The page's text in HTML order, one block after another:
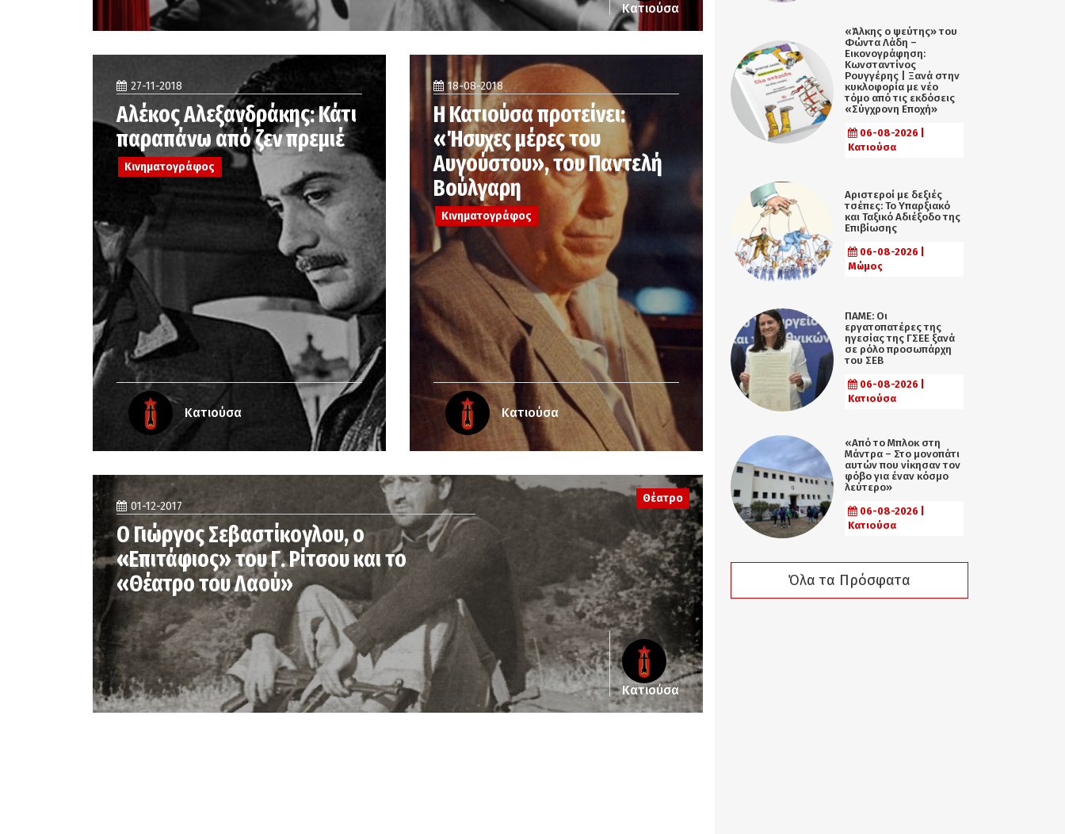
Κατιούσα
27-11-2018
Αλέκος Αλεξανδράκης: Κάτι
παραπάνω από ζεν πρεμιέ
Κινηματογράφος
Κατιούσα
18-08-2018
Η Κατιούσα προτείνει:
«Ήσυχες μέρες του
Αυγούστου», του Παντελή
Βούλγαρη
Κινηματογράφος
Κατιούσα
Θέατρο
01-12-2017
Ο Γιώργος Σεβαστίκογλου, ο
«Επιτάφιος» του Γ. Ρίτσου και το
«Θέατρο του Λαού»
Κατιούσα
«Άλκης ο ψεύτης» του
Φώντα Λάδη –
Εικονογράφηση:
Κωνσταντίνος
Ρουγγέρης | Ξανά στην
κυκλοφορία με νέο
τόμο από τις εκδόσεις
«Σύγχρονη Εποχή»
06-08-2026 |
Κατιούσα
Αριστεροί με δεξιές
τσέπες: Το Υπαρξιακό
και Ταξικό Αδιέξοδο της
Επιβίωσης
06-08-2026 |
Μώμος
ΠΑΜΕ: Οι
εργατοπατέρες της
ηγεσίας της ΓΣΕΕ ξανά
σε ρόλο προσωπάρχη
του ΣΕΒ
06-08-2026 |
Κατιούσα
«Από το Μπλοκ στη
Μάντρα – Στο μονοπάτι
αυτών που νίκησαν τον
φόβο για έναν κόσμο
λεύτερο»
06-08-2026 |
Κατιούσα
Όλα τα Πρόσφατα